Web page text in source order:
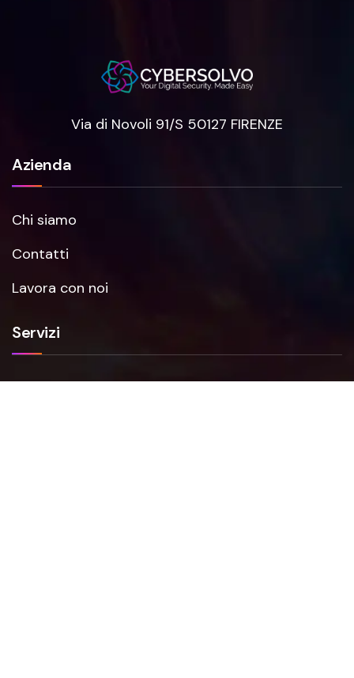
Via di Novoli 91/S 50127 FIRENZE
Azienda
Chi siamo
Contatti
Lavora con noi
Servizi
Smartfense